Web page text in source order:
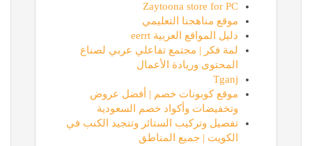
Zaytoona store for PC
موقع مناهجنا التعليمي
دليل المواقع العربية eerrt
لمة فكر | مجتمع تفاعلي عربي لصناع
المحتوى وريادة الأعمال
Tganj
موقع كوبونات خصم | أفضل عروض
وتخفيضات وأكواد خصم السعودية
تفصيل وتركيب الستائر وتنجيد الكنب في
الكويت | جميع المناطق